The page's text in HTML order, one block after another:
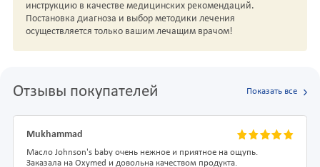
инструкцию в качестве медицинских рекомендаций.
Постановка диагноза и выбор методики лечения
осуществляется только вашим лечащим врачом!
Отзывы покупателей Показать все
Mukhammad
Масло Johnson's baby очень нежное и приятное на ощупь.
Заказала на Oxymed и довольна качеством продукта.